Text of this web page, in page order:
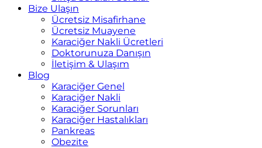
Bize Ulaşın
Ücretsiz Misafirhane
Ücretsiz Muayene
Karaciğer Nakli Ücretleri
Doktorunuza Danışın
İletişim & Ulaşım
Blog
Karaciğer Genel
Karaciğer Nakli
Karaciğer Sorunları
Karaciğer Hastalıkları
Pankreas
Obezite